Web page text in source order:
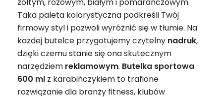
Taka paleta kolorystyczna podkreśli Twój
firmowy styl i pozwoli wyróżnić się w tłumie. Na
każdej butelce przygotujemy czytelny nadruk,
dzięki czemu stanie się ona skutecznym
narzędziem reklamowym. Butelka sportowa
600 ml z karabińczykiem to trafione
rozwiązanie dla branży fitness, klubów